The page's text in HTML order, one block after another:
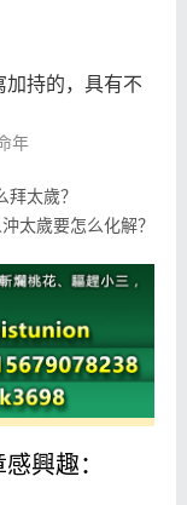
加持的，具有不
年
太歲？
太歲要怎么化解？
興趣：